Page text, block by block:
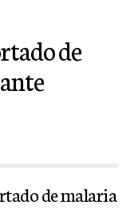
de
de malaria